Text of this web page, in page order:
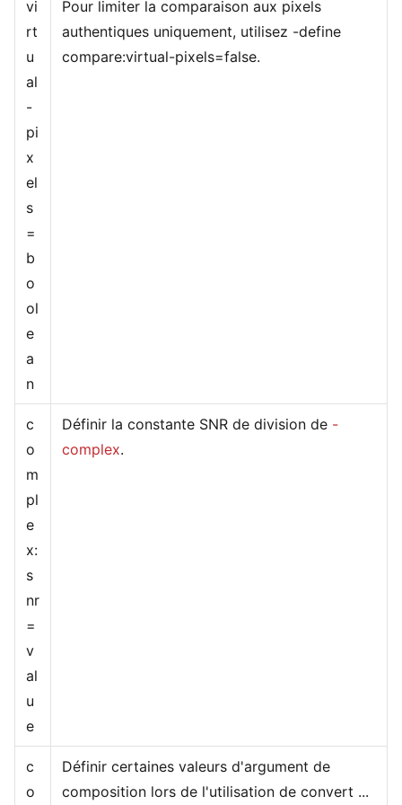
vi
rt
u
al
-
pi
x
el
s
=
b
o
ol
e
a
n
Pour limiter la comparaison aux pixels
authentiques uniquement, utilisez -define
compare:virtual-pixels=false.
c
o
m
pl
e
x:
s
nr
=
v
al
u
e
Définir la constante SNR de division de -
complex.
c
o
Définir certaines valeurs d'argument de
composition lors de l'utilisation de convert ...